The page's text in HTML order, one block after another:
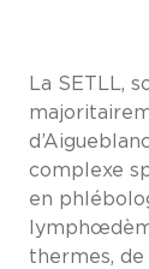
La SETLL,
complexe
en
thermes, de